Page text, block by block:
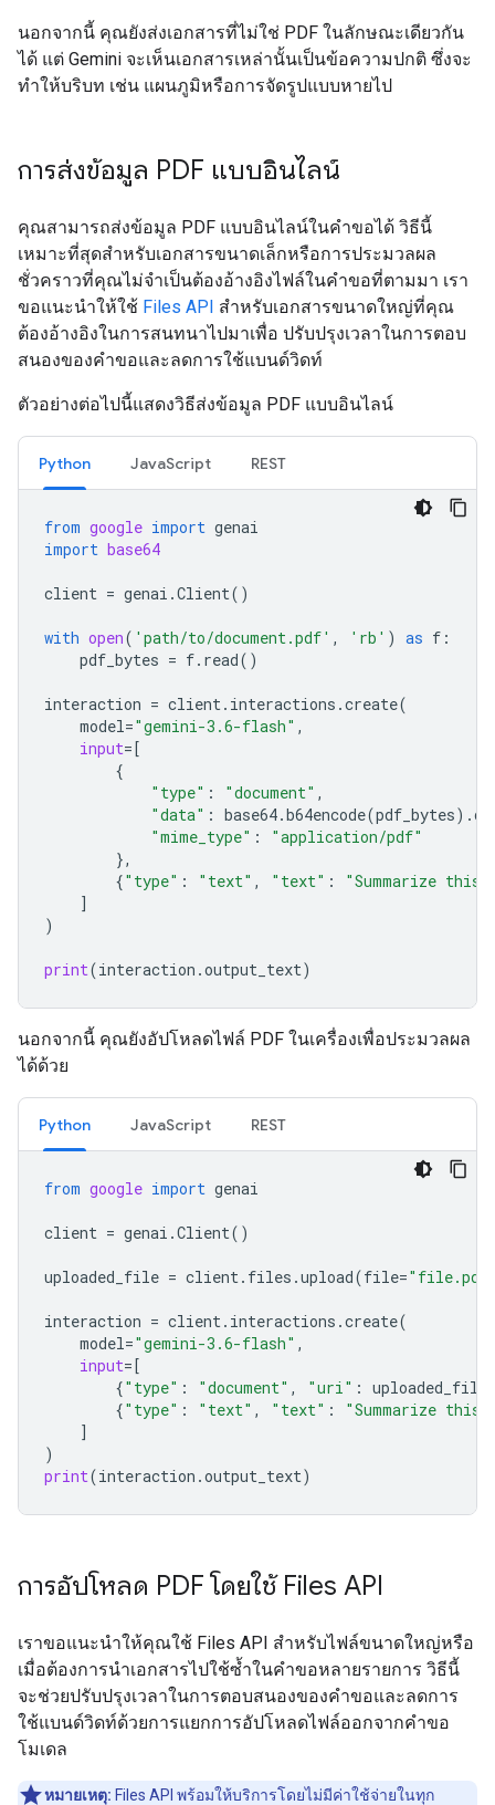
นอกจากนี้ คุณยังส่งเอกสารที่ไม่ใช่ PDF ในลักษณะเดียวกัน
ได้ แต่ Gemini จะเห็นเอกสารเหล่านั้นเป็นข้อความปกติ ซึ่งจะ
ทำให้บริบท เช่น แผนภูมิหรือการจัดรูปแบบหายไป
การส่งข้อมูล PDF แบบอินไลน์
คุณสามารถส่งข้อมูล PDF แบบอินไลน์ในคำขอได้ วิธีนี้
เหมาะที่สุดสำหรับเอกสารขนาดเล็กหรือการประมวลผล
ชั่วคราวที่คุณไม่จำเป็นต้องอ้างอิงไฟล์ในคำขอที่ตามมา เรา
ขอแนะนำให้ใช้ Files API สำหรับเอกสารขนาดใหญ่ที่คุณ
ต้องอ้างอิงในการสนทนาไปมาเพื่อ ปรับปรุงเวลาในการตอบ
สนองของคำขอและลดการใช้แบนด์วิดท์
ตัวอย่างต่อไปนี้แสดงวิธีส่งข้อมูล PDF แบบอินไลน์
Python JavaScript REST
from google import genai
import base64
client = genai .Client()
with open( 'path/to/document.pdf' , 'rb' ) as f :
pdf_bytes = f. read()
interaction = client. interactions .create(
model="gemini-3.6-flash" ,
input=[
{
"type" : "document" ,
"data" : base64.b64encode(pdf_bytes) .
"mime_type" :
"application/pdf"
},
{"type" : "text" , "text" :
"Summarize this
]
)
print(interaction .output_text)
นอกจากนี้ คุณยังอัปโหลดไฟล์ PDF ในเครื่องเพื่อประมวลผล
ได้ด้วย
Python JavaScript REST
from google import genai
client = genai .Client()
uploaded_file = client. files .upload(file=
interaction = client. interactions .create(
model="gemini-3.6-flash" ,
input=[
{"type" : "document" , "uri" : uploaded_file
{"type" : "text" , "text" :
"Summarize this
]
)
print(interaction .output_text)
การอัปโหลด PDF โดยใช้ Files API
เราขอแนะนำให้คุณใช้ Files API สำหรับไฟล์ขนาดใหญ่หรือ
เมื่อต้องการนำเอกสารไปใช้ซ้ำในคำขอหลายรายการ วิธีนี้
จะช่วยปรับปรุงเวลาในการตอบสนองของคำขอและลดการ
ใช้แบนด์วิดท์ด้วยการแยกการอัปโหลดไฟล์ออกจากคำขอ
โมเดล
หมายเหตุ: Files API พร้อมให้บริการโดยไม่มีค่าใช้จ่ายในทุก